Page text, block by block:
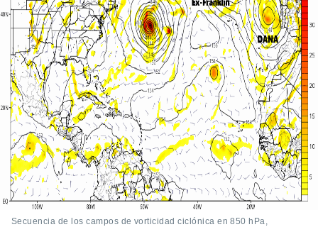
Secuencia de los campos de vorticidad ciclónica en 850 hPa,